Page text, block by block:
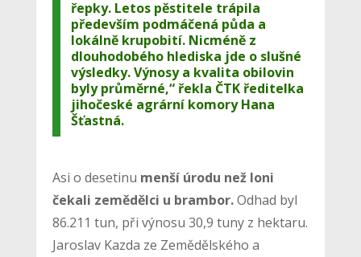
řepky. Letos pěstitele trápila
především podmáčená půda a
lokálně krupobití. Nicméně z
dlouhodobého hlediska jde o slušné
výsledky. Výnosy a kvalita obilovin
byly průměrné,“ řekla ČTK ředitelka
jihočeské agrární komory Hana
Šťastná.
Asi o desetinu menší úrodu než loni
čekali zemědělci u brambor.Odhad byl
86.211 tun, při výnosu 30,9 tuny z hektaru.
Jaroslav Kazda ze Zemědělského a